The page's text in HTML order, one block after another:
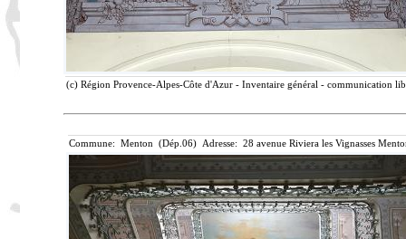
(c) Région Provence-Alpes-Côte d'Azur - Inventaire général - communication
Commune: Menton (Dép.06) Adresse: 28 avenue Riviera les Vignasses